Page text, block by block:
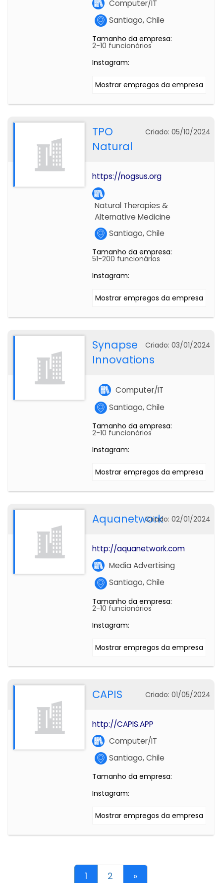
Computer/IT
Santiago, Chile
Tamanho da empresa:
2-10 funcionários
Instagram:
Mostrar empregos da empresa
TPO
Natural
Criado: 05/10/2024
https://nogsus.org
Natural Therapies &
Alternative Medicine
Santiago, Chile
Tamanho da empresa:
51-200 funcionários
Instagram:
Mostrar empregos da empresa
Synapse
Innovations
Criado: 03/01/2024
Computer/IT
Santiago, Chile
Tamanho da empresa:
2-10 funcionários
Instagram:
Mostrar empregos da empresa
AquanetworkCriado: 02/01/2024
http://aquanetwork.com
Media Advertising
Santiago, Chile
Tamanho da empresa:
2-10 funcionários
Instagram:
Mostrar empregos da empresa
CAPIS Criado: 01/05/2024
http://CAPIS.APP
Computer/IT
Santiago, Chile
Tamanho da empresa:
Instagram:
Mostrar empregos da empresa
1 2 »